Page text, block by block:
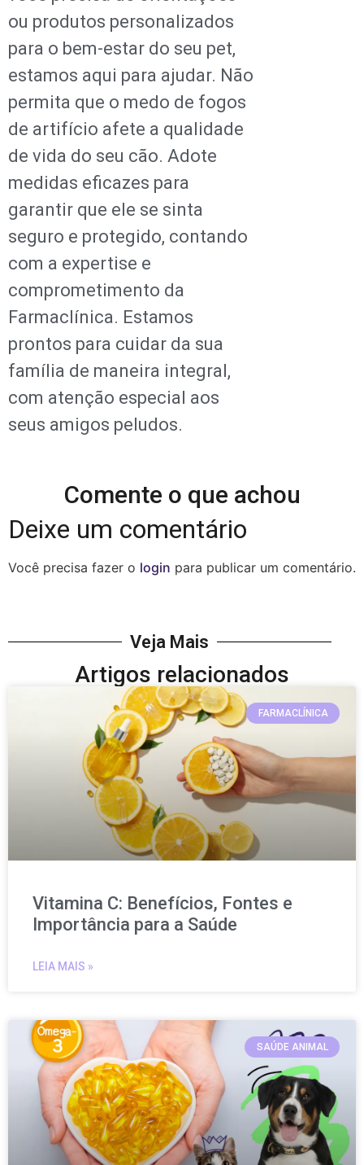
ou produtos personalizados
para o bem-estar do seu pet,
estamos aqui para ajudar. Não
permita que o medo de fogos
de artifício afete a qualidade
de vida do seu cão. Adote
medidas eficazes para
garantir que ele se sinta
seguro e protegido, contando
com a expertise e
comprometimento da
Farmaclínica. Estamos
prontos para cuidar da sua
família de maneira integral,
com atenção especial aos
seus amigos peludos.
Comente o que achou
Deixe um comentário
Você precisa fazer o login para publicar um comentário.
Veja Mais
Artigos relacionados
FARMACLÍNICA
Vitamina C: Benefícios, Fontes e
Importância para a Saúde
LEIA MAIS »
SAÚDE ANIMAL